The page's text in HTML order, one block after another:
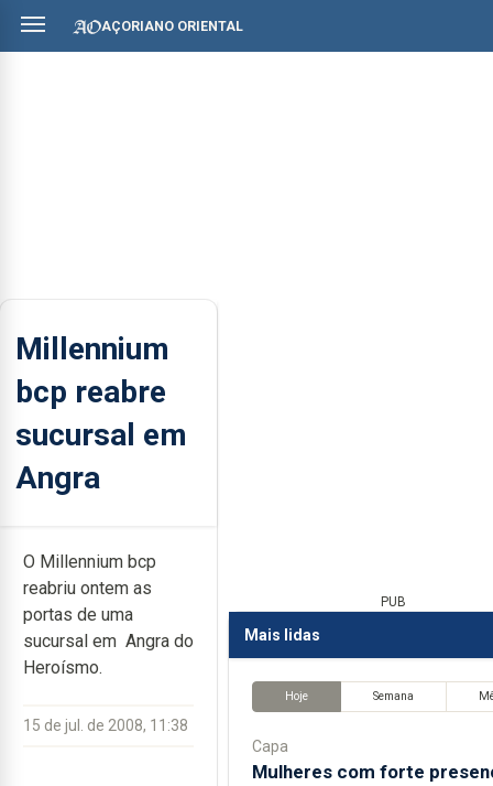
AÇORIANO ORIENTAL
Millennium
bcp reabre
sucursal em
Angra
O Millennium bcp
reabriu ontem as
portas de uma
sucursal em Angra do
Heroísmo.
15 de jul. de 2008, 11:38
PUB
Mais lidas
Hoje Semana
Capa
Mulheres com forte